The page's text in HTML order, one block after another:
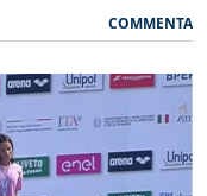
COMMENTA